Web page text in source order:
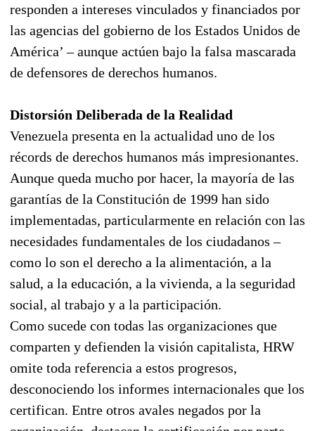
responden a intereses vinculados y financiados por
las agencias del gobierno de los Estados Unidos de
América’ – aunque actúen bajo la falsa mascarada
de defensores de derechos humanos.
Distorsión Deliberada de la Realidad
Venezuela presenta en la actualidad uno de los
récords de derechos humanos más impresionantes.
Aunque queda mucho por hacer, la mayoría de las
garantías de la Constitución de 1999 han sido
implementadas, particularmente en relación con las
necesidades fundamentales de los ciudadanos –
como lo son el derecho a la alimentación, a la
salud, a la educación, a la vivienda, a la seguridad
social, al trabajo y a la participación.
Como sucede con todas las organizaciones que
comparten y defienden la visión capitalista, HRW
omite toda referencia a estos progresos,
desconociendo los informes internacionales que los
certifican. Entre otros avales negados por la